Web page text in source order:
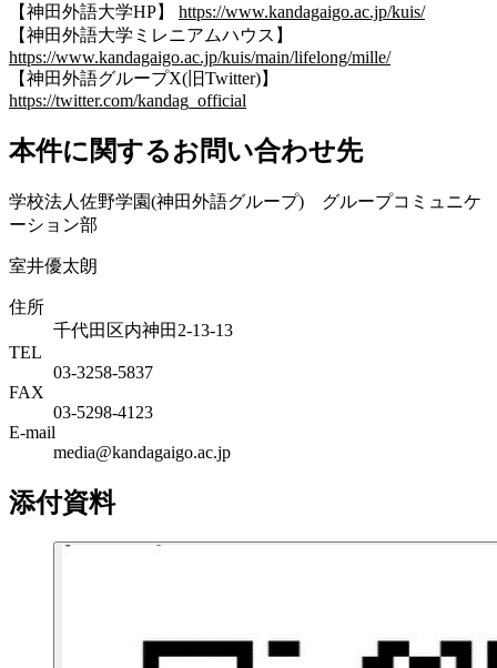
【神田外語大学HP】 https://www.kandagaigo.ac.jp/kuis/
【神田外語大学ミレニアムハウス】
https://www.kandagaigo.ac.jp/kuis/main/lifelong/mille/
【神田外語グループX(旧Twitter)】
https://twitter.com/kandag_official
本件に関するお問い合わせ先
学校法人佐野学園(神田外語グループ) グループコミュニケ
ーション部
室井優太朗
住所
千代田区内神田2-13-13
TEL
03-3258-5837
FAX
03-5298-4123
E-mail
media@kandagaigo.ac.jp
添付資料